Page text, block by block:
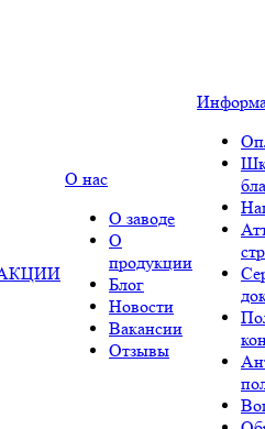
О нас
О заводе
О
продукции
Блог
Новости
Вакансии
Отзывы